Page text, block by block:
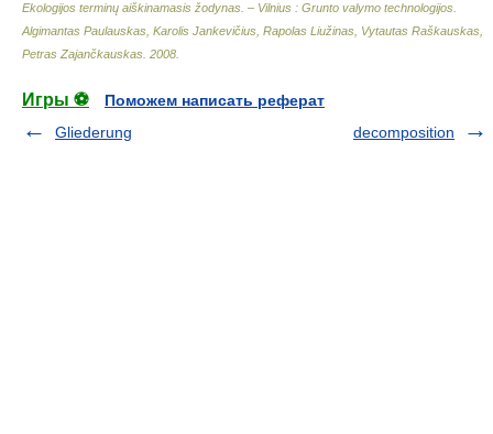
Ekologijos terminų aiškinamasis žodynas. – Vilnius : Grunto valymo technologijos
Algimantas Paulauskas, Karolis Jankevičius, Rapolas Liužinas, Vytautas Raškauskas,
Petras Zajančkauskas 2008
Игры ⚽
Поможем написать реферат
Gliederung
decomposition